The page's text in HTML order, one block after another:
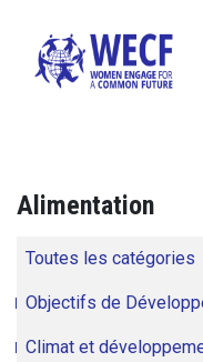
Alimentation
Toutes les catégories
Objectifs de
Climat et